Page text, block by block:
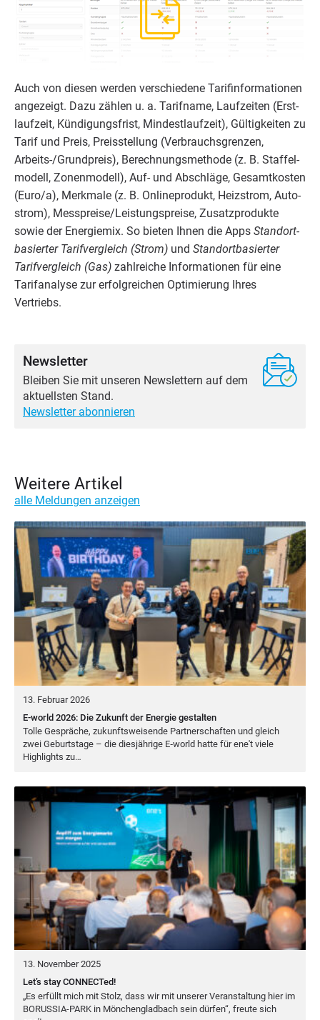
Auch von die­sen wer­den ver­schie­de­ne Tarif­in­for­ma­tio­nen
ange­zeigt. Dazu zäh­len u. a. Tarif­na­me, Lauf­zei­ten (Erst­
lauf­zeit, Kün­di­gungs­frist, Min­dest­lauf­zeit), Gül­tig­kei­ten zu
Tarif und Preis, Preis­stel­lung (Ver­brauchs­gren­zen,
Arbeits-/Grund­preis), Berech­nungs­me­tho­de (z. B. Staf­fel­
mo­dell, Zonen­mo­dell), Auf- und Abschlä­ge, Gesamt­kos­ten
(Euro/​a), Merk­ma­le (z. B. Online­pro­dukt, Heiz­strom, Auto­
strom), Messpreise/​Leistungspreise, Zusatz­pro­duk­te
sowie der Ener­gie­mix. So bie­ten Ihnen die Apps Stand­ort­
ba­sier­ter Tarif­ver­gleich (Strom) und Stand­ort­ba­sier­ter
Tarif­ver­gleich (Gas) zahl­rei­che Infor­ma­tio­nen für eine
Tarif­ana­ly­se zur erfolg­rei­chen Opti­mie­rung Ihres
Vertriebs.
Newsletter
Bleiben Sie mit unseren Newslettern auf dem
aktuellsten Stand.
Newsletter abonnieren
Weitere Artikel
alle Meldungen anzeigen
13. Februar 2026
E-world 2026: Die Zukunft der Energie gestalten
Tol­le Gesprä­che, zukunfts­wei­sen­de Part­ner­schaf­ten und gleich
zwei Geburts­ta­ge – die dies­jäh­ri­ge E‑world hat­te für ene't vie­le
High­lights zu…
13. November 2025
Let’s stay CONNECTed!
„Es erfüllt mich mit Stolz, dass wir mit unse­rer Ver­an­stal­tung hier im
BORUS­SIA-PARK in Mön­chen­glad­bach sein dür­fen“, freu­te sich